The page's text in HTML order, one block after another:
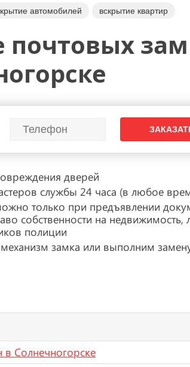
автомобилей
вскрытие квартир
почтовых
дверей
службы 24 часа (в любое
только при предъявлении
собственности на недвижимость,
полиции
замка или выполним
Солнечногорске